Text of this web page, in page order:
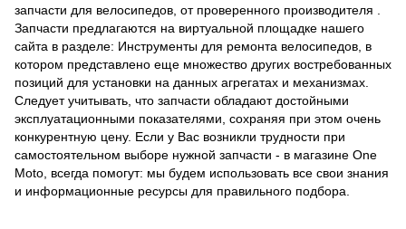
запчасти для велосипедов, от проверенного производителя .
Запчасти предлагаются на виртуальной площадке нашего
сайта в разделе: Инструменты для ремонта велосипедов, в
котором представлено еще множество других востребованных
позиций для установки на данных агрегатах и механизмах.
Следует учитывать, что запчасти обладают достойными
эксплуатационными показателями, сохраняя при этом очень
конкурентную цену. Если у Вас возникли трудности при
самостоятельном выборе нужной запчасти - в магазине One
Moto, всегда помогут: мы будем использовать все свои знания
и информационные ресурсы для правильного подбора.